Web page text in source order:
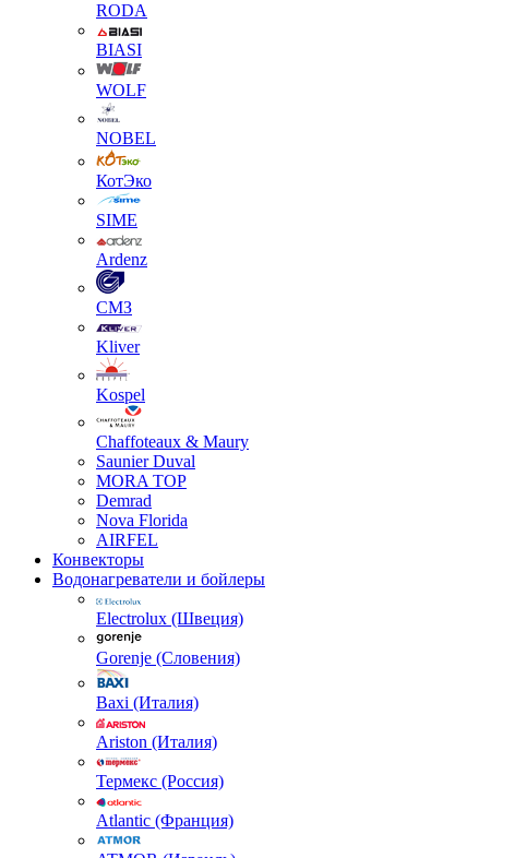
RODA
BIASI
WOLF
NOBEL
КотЭко
SIME
Ardenz
СМЗ
Kliver
Kospel
Chaffoteaux & Maury
Saunier Duval
MORA TOP
Demrad
Nova Florida
AIRFEL
Конвекторы
Водонагреватели и бойлеры
Electrolux (Швеция)
Gorenje (Словения)
Baxi (Италия)
Ariston (Италия)
Термекс (Россия)
Atlantic (Франция)